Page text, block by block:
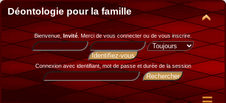
Déontologie pour la famille
Bienvenue, Invité. Merci devous connecter ou de vous inscrire.
Connexion avec identifiant, mot de passe et durée de la session